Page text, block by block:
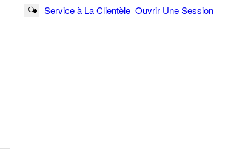
Search Button
Service à La Clientèle Ouvrir Une Session